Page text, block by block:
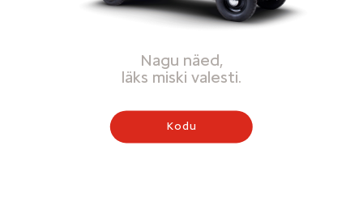
Nagu näed,
läks miski valesti.
Kodu